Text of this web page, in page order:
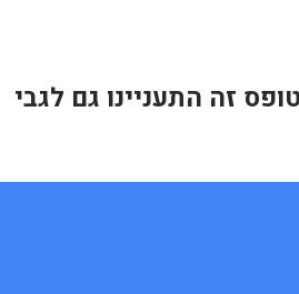
זה התעניינו גם לגבי